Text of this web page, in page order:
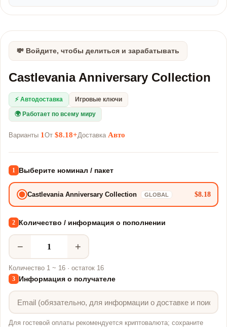
💸 Войдите, чтобы делиться и зарабатывать
Castlevania Anniversary Collection
⚡ Автодоставка Игровые ключи
🌍 Работает по всему миру
Варианты 1 От $8.18+Доставка Авто
1 Выберите номинал / пакет
Castlevania Anniversary Collection GLOBAL $8.18
2 Количество / информация о пополнении
− +
Количество 1 ~ 16 · остаток 16
3 Информация о получателе
Для гостевой оплаты рекомендуется криптовалюта; сохраните